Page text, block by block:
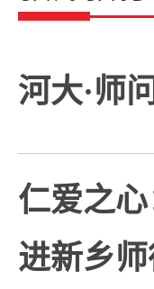
河大·师
仁爱之
进新乡师